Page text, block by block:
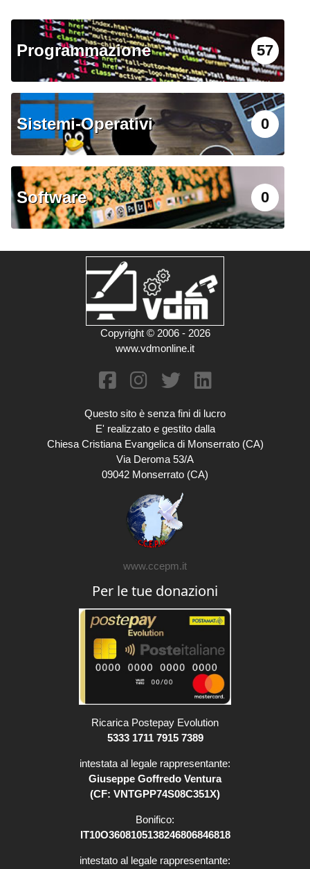
Programmazione 57
Sistemi-Operativi 0
Software 0
Copyright © 2006 - 2026
www.vdmonline.it
Questo sito è senza fini di lucro
E' realizzato e gestito dalla
Chiesa Cristiana Evangelica di Monserrato (CA)
Via Deroma 53/A
09042 Monserrato (CA)
www.ccepm.it
Per le tue donazioni
Ricarica Postepay Evolution
5333 1711 7915 7389
intestata al legale rappresentante:
Giuseppe Goffredo Ventura
(CF: VNTGPP74S08C351X)
Bonifico:
IT10O3608105138246806846818
intestato al legale rappresentante: